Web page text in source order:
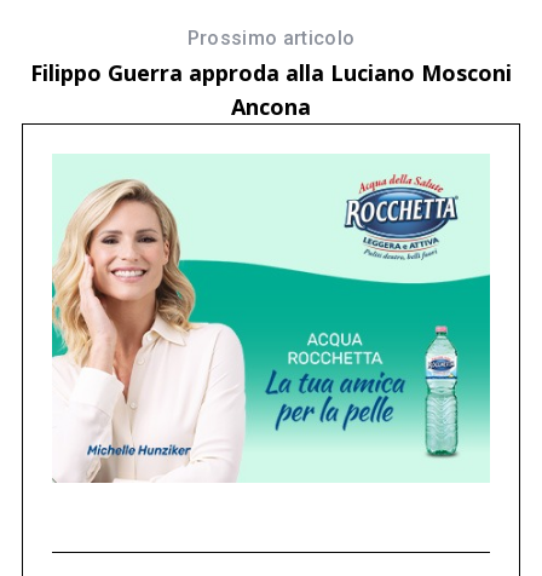
Prossimo articolo
Filippo Guerra approda alla Luciano Mosconi
Ancona